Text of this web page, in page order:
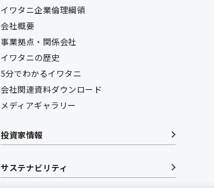
イワタニ企業倫理綱領
会社概要
事業拠点・関係会社
イワタニの歴史
5分でわかるイワタニ
会社関連資料ダウンロード
メディアギャラリー
投資家情報
サステナビリティ